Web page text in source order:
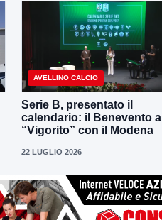
AVELLINO CALCIO
Serie B, presentato il
calendario: il Benevento al
“Vigorito” con il Modena
22 LUGLIO 2026